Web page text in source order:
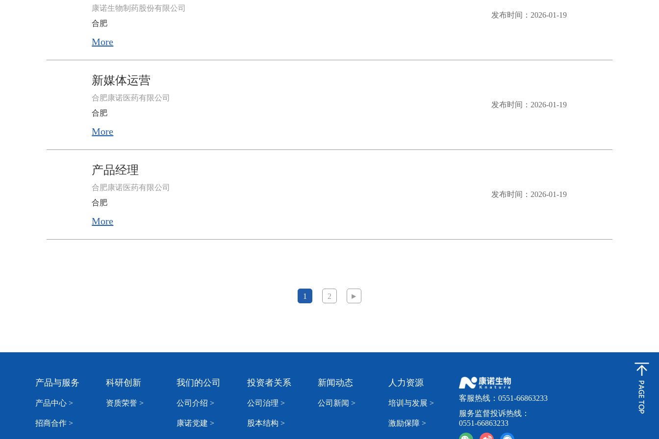
康诺生物制药股份有限公司
合肥
More
发布时间：2026-01-19
新媒体运营
合肥康诺医药有限公司
合肥
More
发布时间：2026-01-19
产品经理
合肥康诺医药有限公司
合肥
More
发布时间：2026-01-19
1 2
产品与服务
产品中心 >
招商合作 >
科研创新
资质荣誉 >
我们的公司
公司介绍 >
康诺党建 >
投资者关系
公司治理 >
股本结构 >
新闻动态
公司新闻 >
人力资源
培训与发展 >
激励保障 >
客服热线：0551-66863233
服务监督投诉热线：
0551-66863233